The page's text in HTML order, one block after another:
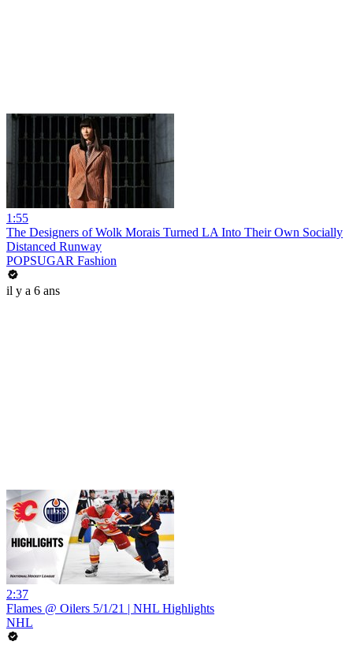
1:55
The Designers of Wolk Morais Turned LA Into Their Own Socially
Distanced Runway
POPSUGAR Fashion
il y a 6 ans
2:37
Flames @ Oilers 5/1/21 | NHL Highlights
NHL